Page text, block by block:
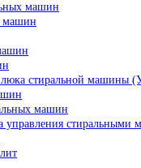
машин
машин
люка стиральной машины
машин
управления стиральными